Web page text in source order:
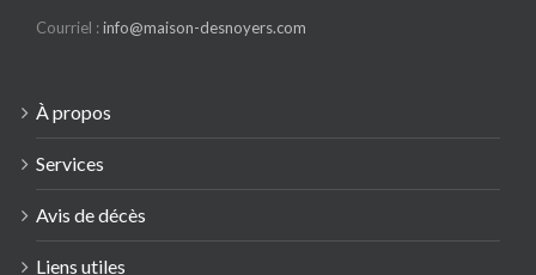
Courriel :info@maison-desnoyers.com
À propos
Services
Avis de décès
Liens utiles